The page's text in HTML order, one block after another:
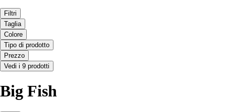
Filtri
Taglia
Colore
Tipo di prodotto
Prezzo
Vedi i 9 prodotti
Big Fish